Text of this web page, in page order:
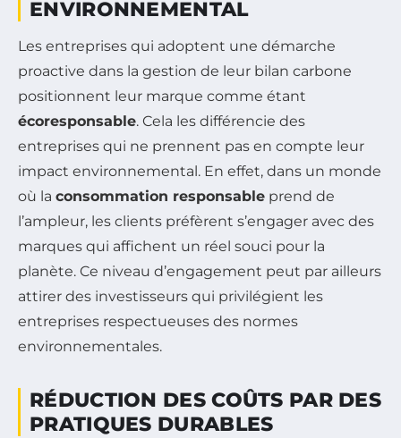
ENVIRONNEMENTAL
Les entreprises qui adoptent une démarche
proactive dans la gestion de leur bilan carbone
positionnent leur marque comme étant
écoresponsable. Cela les différencie des
entreprises qui ne prennent pas en compte leur
impact environnemental. En effet, dans un monde
où la consommation responsable prend de
l’ampleur, les clients préfèrent s’engager avec des
marques qui affichent un réel souci pour la
planète. Ce niveau d’engagement peut par ailleurs
attirer des investisseurs qui privilégient les
entreprises respectueuses des normes
environnementales.
RÉDUCTION DES COÛTS PAR DES
PRATIQUES DURABLES